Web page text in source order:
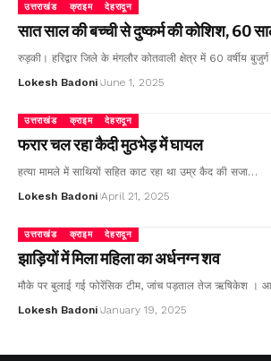
उत्तराखंड क्राइम देहरादून
सात साल की बच्ची से दुष्कर्म की कोशिश, 60
रुड़की। हरिद्वार जिले के मंगलौर कोतवाली क्षेत्र में 60 वर्षीय बुजुर्ग
Lokesh Badoni June 1, 2025
उत्तराखंड क्राइम देहरादून
फरार चल रहा कैदी मुठभेड़ में घायल
हत्या मामले में साथियों सहित काट रहा था उम्र कैद की सजा…
Lokesh Badoni April 21, 2025
उत्तराखंड क्राइम देहरादून
झाड़ियों में मिला महिला का अर्धनग्न शव
मौके पर बुलाई गई फोरेंसिक टीम, जांच पड़ताल तेज ऋषिकेश ।
Lokesh Badoni January 19, 2025